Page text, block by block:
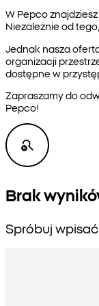
W Pepco
Niezależnie od
Jednak nasza
organizacji
dostępne w
Zapraszamy do
Pepco!
Brak
Spróbuj